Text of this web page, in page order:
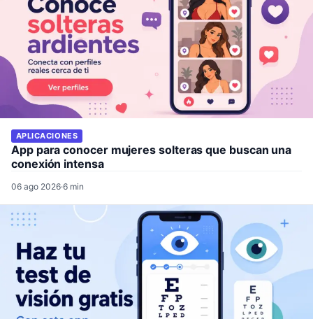
APLICACIONES
App para conocer mujeres solteras que buscan una
conexión intensa
06 ago 2026·6 min